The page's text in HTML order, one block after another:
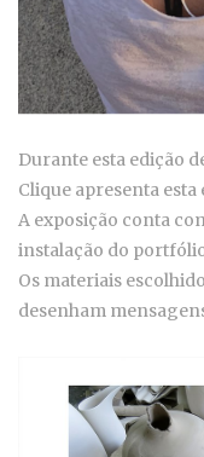
Durante esta edição
Clique apresenta
A exposição conta
instalação do
Os materiais
desenham